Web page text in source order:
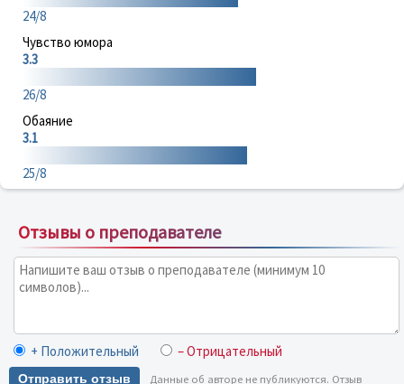
24/8
Чувство юмора
3.3
26/8
Обаяние
3.1
25/8
Отзывы о преподавателе
+ Положительный – Отрицательный
Отправить отзыв
Данные об авторе не публикуются. Отзыв